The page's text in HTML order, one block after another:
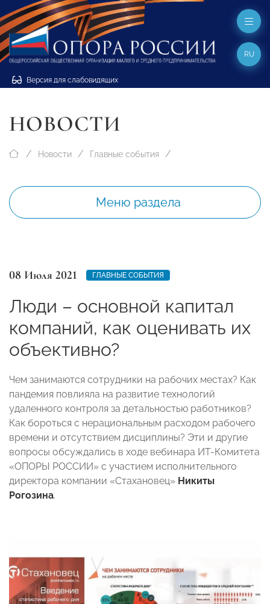
Версия для слабовидящих
RU
НОВОСТИ
Новости Главные события
Меню раздела
08 Июля 2021 ГЛАВНЫЕ СОБЫТИЯ
Люди – основной капитал
компаний, как оценивать их
объективно?
Чем занимаются сотрудники на рабочих местах? Как
пандемия повлияла на развитие технологий
удаленного контроля за детальностью работников?
Как бороться с нерациональным расходом рабочего
времени и отсутствием дисциплины? Эти и другие
вопросы обсуждались в ходе вебинара ИТ-Комитета
«ОПОРЫ РОССИИ» с участием исполнительного
директора компании «Стахановец» Никиты
Рогозина.